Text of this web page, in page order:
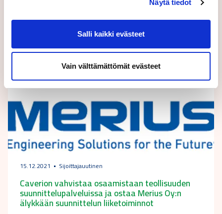
Näytä tiedot
Salli kaikki evästeet
Vain välttämättömät evästeet
Aiheeseen liittyvät uutiset
15.12.2021 Sijoittajauutinen
Caverion vahvistaa osaamistaan teollisuuden
suunnittelupalveluissa ja ostaa Merius Oy:n
älykkään suunnittelun liiketoiminnot